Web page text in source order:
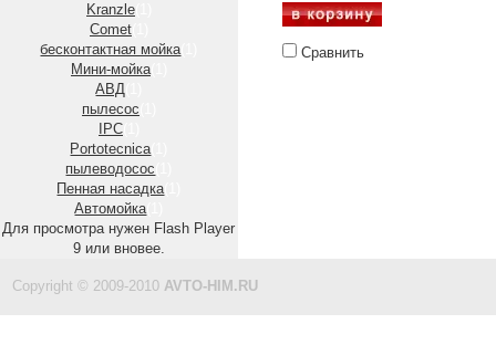
Kranzle
Comet
бесконтактная мойка(1)
Мини-мойка(1)
АВД
пылесос
IPC
Portotecnica(1)
пылеводосос
Пенная насадка(1)
Автомойка(1)
Для просмотра нужен Flash Player
9 или вновее.
Сравнить
Copyright © 2009-2010 AVTO-HIM.RU